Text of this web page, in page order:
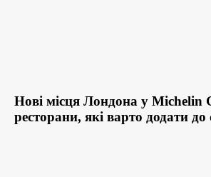
Нові місця Лондона у Michelin
ресторани, які варто додати до